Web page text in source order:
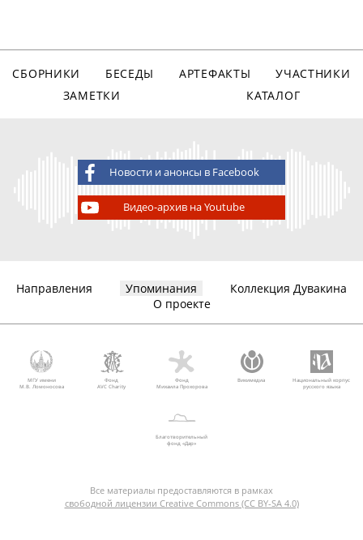
СБОРНИКИ БЕСЕДЫ АРТЕФАКТЫ
УЧАСТНИКИ
ЗАМЕТКИ
КАТАЛОГ
Новости и анонсы в Facebook
Видео-архив на Youtube
Направления Упоминания
Коллекция Дувакина
О проекте
МГУ имени
М.В. Ломоносова
Фонд
AVC Charity
Фонд
Михаила Прохорова
Викимедиа
Национальный корпус
русского языка
Благотворительный
фонд «Дар»
Все материалы предоставляются в рамках
свободной лицензии Creative Commons (CC BY-SA 4.0)